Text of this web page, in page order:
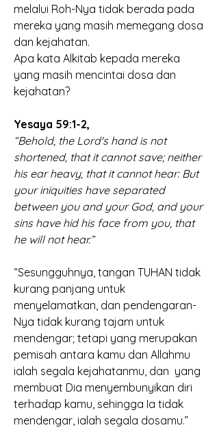
melalui Roh-Nya tidak berada pada
mereka yang masih memegang dosa
dan kejahatan.
Apa kata Alkitab kepada mereka
yang masih mencintai dosa dan
kejahatan?
Yesaya 59:1-2,
“Behold, the Lord's hand is not
shortened, that it cannot save; neither
his ear heavy, that it cannot hear: But
your iniquities have separated
between you and your God, and your
sins have hid his face from you, that
he will not hear.”
“Sesungguhnya, tangan TUHAN tidak
kurang panjang untuk
menyelamatkan, dan pendengaran-
Nya tidak kurang tajam untuk
mendengar; tetapi yang merupakan
pemisah antara kamu dan Allahmu
ialah segala kejahatanmu, dan  yang
membuat Dia menyembunyikan diri
terhadap kamu, sehingga Ia tidak
mendengar, ialah segala dosamu.”